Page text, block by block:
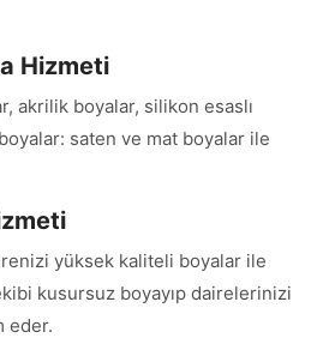
Hizmeti
akrilik boyalar, silikon esaslı
saten ve mat boyalar ile
yüksek kaliteli boyalar ile
kusursuz boyayıp dairelerinizi
eder.